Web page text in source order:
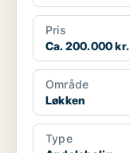
Pris
Ca. 200.000 kr.
Område
Løkken
Type